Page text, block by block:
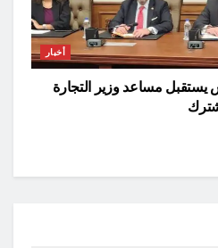
أخبار
يستقبل مساعد وزير التجارة